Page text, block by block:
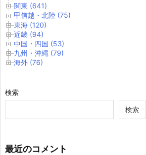
関東 (641)
甲信越・北陸 (75)
東海 (120)
近畿 (94)
中国・四国 (53)
九州・沖縄 (79)
海外 (76)
検索
検索
最近のコメント